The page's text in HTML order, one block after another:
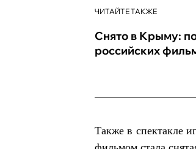
ЧИТАЙТЕ ТАКЖЕ
Снято в Крыму:
российских
Также в спектакле